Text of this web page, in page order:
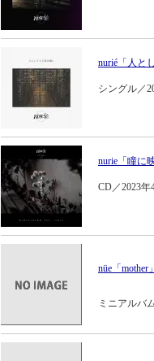
nurié「人と
シングル／
nurie「瞳に
CD／2023
nüe「mother」
ミニアルバ